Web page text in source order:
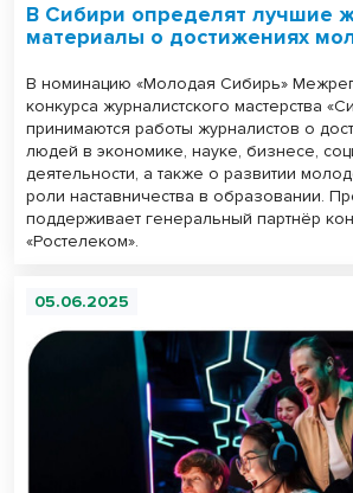
В Сибири определят лучшие
материалы о достижениях
В номинацию «Молодая Сибирь»
конкурса журналистского мастерства
принимаются работы журналистов о
людей в экономике, науке, бизнесе,
деятельности, а также о развитии
роли наставничества в образовании.
поддерживает генеральный партнёр
«Ростелеком».
05.06.2025